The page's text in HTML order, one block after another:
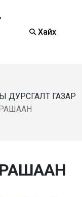
Хайх
ДУРСГАЛТ ГАЗАР
РАШААН